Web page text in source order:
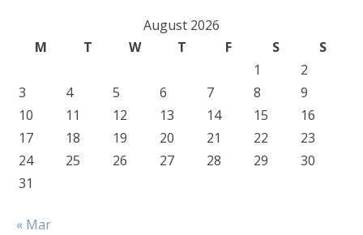
August 2026
M
T W T F S
S
1
2
3
4 5 6 7 8
9
10
11 12 13 14 15
16
17
18 19 20 21 22
23
24
25 26 27 28 29
30
31
« Mar